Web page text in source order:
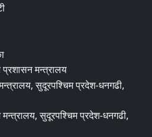
प्रशासन मन्त्रालय
सुदूरपश्चिम प्रदेश-धनगढी,
सुदूरपश्चिम प्रदेश-धनगढी,